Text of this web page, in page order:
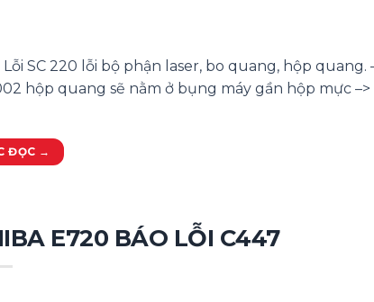
SC 220 lỗi bộ phận laser, bo quang, hộp quang.
hộp quang sẽ nằm ở bụng máy gần hộp mực –>
ĐỌC →
E720 BÁO LỖI C447